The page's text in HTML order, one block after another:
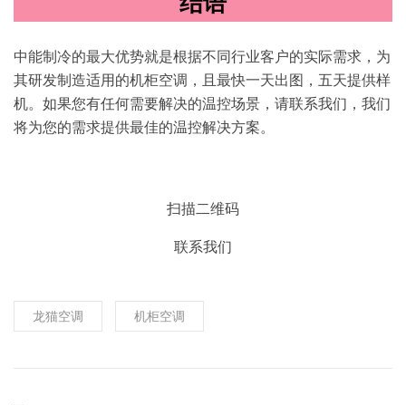
中能制冷的最大优势就是根据不同行业客户的实际需求，为
其研发制造适用的机柜空调，且最快一天出图，五天提供样
机。如果您有任何需要解决的温控场景，请联系我们，我们
将为您的需求提供最佳的温控解决方案。
扫描二维码
联系我们
龙猫空调 机柜空调